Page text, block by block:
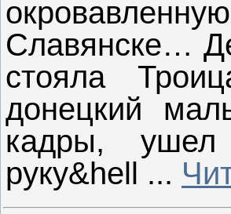
Славянске…
стояла
донецкий
кадры, ушел
руку&hell ...